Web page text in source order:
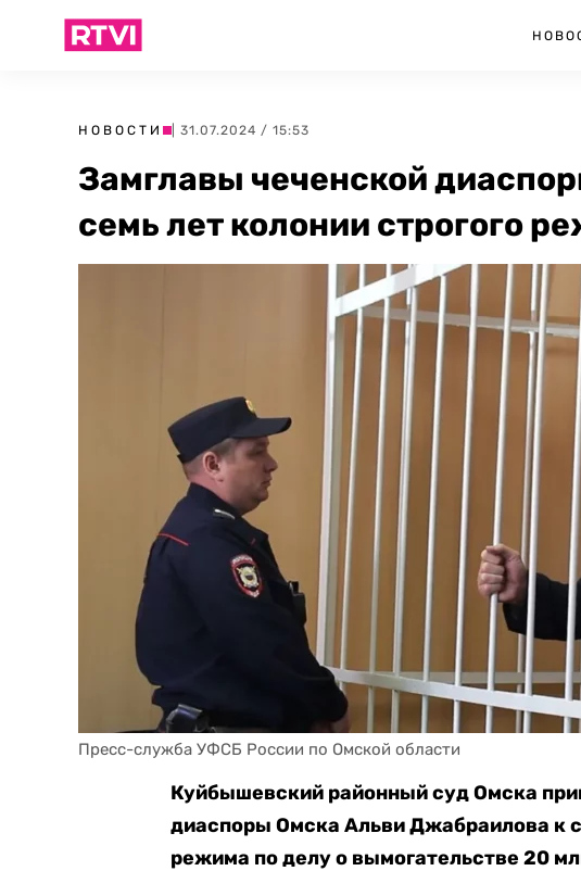
НОВОСТИ | 31.07.2024 / 15:53
Замглавы чеченской
семь лет колонии строгого
Пресс-служба УФСБ России по Омской области
Куйбышевский районный суд Омска
диаспоры Омска Альви Джабраилова к
режима по делу о вымогательстве 20